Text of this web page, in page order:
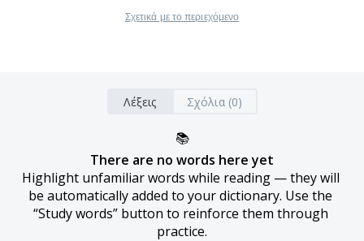
Σχετικά με το περιεχόμενο
Λέξεις Σχόλια (0)
📚
There are no words here yet
Highlight unfamiliar words while reading — they will
be automatically added to your dictionary. Use the
“Study words” button to reinforce them through
practice.